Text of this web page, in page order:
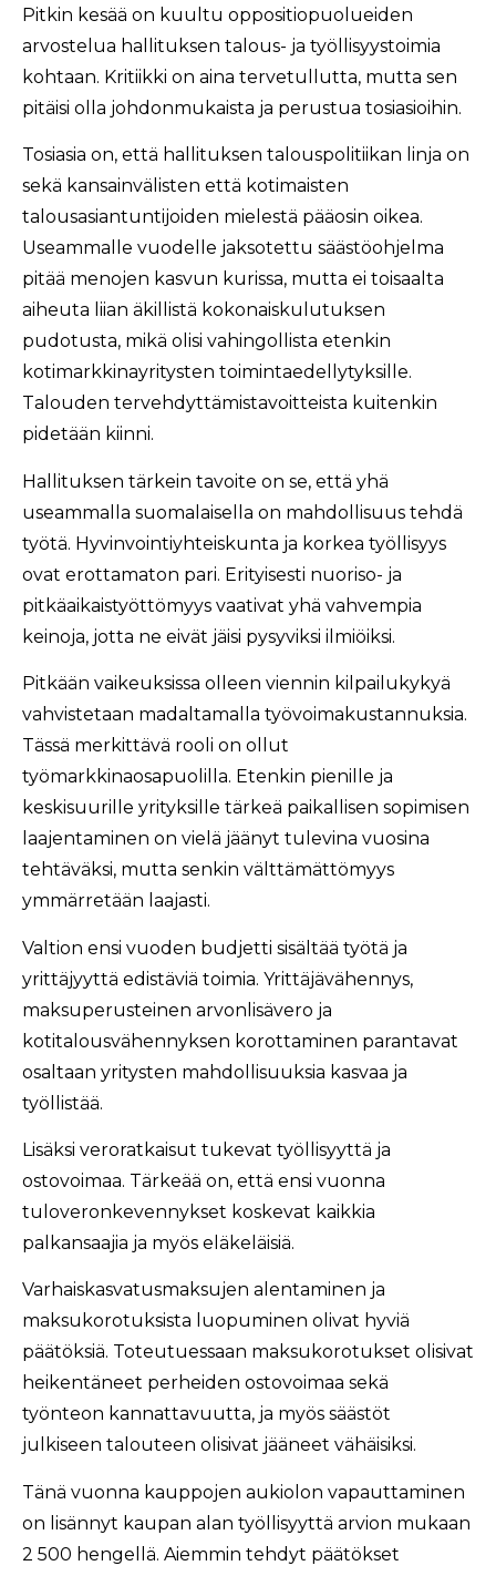
Pitkin kesää on kuultu oppositiopuolueiden
arvostelua hallituksen talous- ja työllisyystoimia
kohtaan. Kritiikki on aina tervetullutta, mutta sen
pitäisi olla johdonmukaista ja perustua tosiasioihin.
Tosiasia on, että hallituksen talouspolitiikan linja on
sekä kansainvälisten että kotimaisten
talousasiantuntijoiden mielestä pääosin oikea.
Useammalle vuodelle jaksotettu säästöohjelma
pitää menojen kasvun kurissa, mutta ei toisaalta
aiheuta liian äkillistä kokonaiskulutuksen
pudotusta, mikä olisi vahingollista etenkin
kotimarkkinayritysten toimintaedellytyksille.
Talouden tervehdyttämistavoitteista kuitenkin
pidetään kiinni.
Hallituksen tärkein tavoite on se, että yhä
useammalla suomalaisella on mahdollisuus tehdä
työtä. Hyvinvointiyhteiskunta ja korkea työllisyys
ovat erottamaton pari. Erityisesti nuoriso- ja
pitkäaikaistyöttömyys vaativat yhä vahvempia
keinoja, jotta ne eivät jäisi pysyviksi ilmiöiksi.
Pitkään vaikeuksissa olleen viennin kilpailukykyä
vahvistetaan madaltamalla työvoimakustannuksia.
Tässä merkittävä rooli on ollut
työmarkkinaosapuolilla. Etenkin pienille ja
keskisuurille yrityksille tärkeä paikallisen sopimisen
laajentaminen on vielä jäänyt tulevina vuosina
tehtäväksi, mutta senkin välttämättömyys
ymmärretään laajasti.
Valtion ensi vuoden budjetti sisältää työtä ja
yrittäjyyttä edistäviä toimia. Yrittäjävähennys,
maksuperusteinen arvonlisävero ja
kotitalousvähennyksen korottaminen parantavat
osaltaan yritysten mahdollisuuksia kasvaa ja
työllistää.
Lisäksi veroratkaisut tukevat työllisyyttä ja
ostovoimaa. Tärkeää on, että ensi vuonna
tuloveronkevennykset koskevat kaikkia
palkansaajia ja myös eläkeläisiä.
Varhaiskasvatusmaksujen alentaminen ja
maksukorotuksista luopuminen olivat hyviä
päätöksiä. Toteutuessaan maksukorotukset olisivat
heikentäneet perheiden ostovoimaa sekä
työnteon kannattavuutta, ja myös säästöt
julkiseen talouteen olisivat jääneet vähäisiksi.
Tänä vuonna kauppojen aukiolon vapauttaminen
on lisännyt kaupan alan työllisyyttä arvion mukaan
2 500 hengellä. Aiemmin tehdyt päätökset